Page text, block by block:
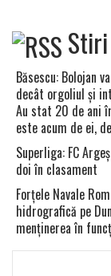
Băsescu: Bolojan
decât orgoliul şi
Au stat 20 de ani
este acum de ei,
Superliga: FC
doi în clasament
Forţele Navale
hidrografică pe
menţinerea în